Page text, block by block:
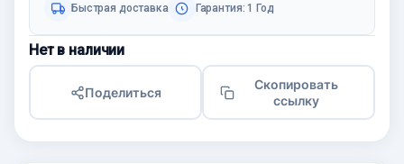
Быстрая доставка Гарантия: 1 Год
Нет в наличии
Поделиться
Скопировать
ссылку